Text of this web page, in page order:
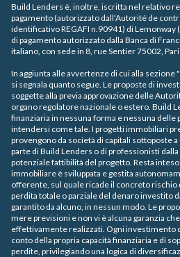
Build Lenders è, inoltre, iscritta nel relativo
pagamento (autorizzato dall'Autorité de
identificativo REGAFI n.90941) di Lemonway (
di pagamento autorizzato dalla Banca di
italiano, con sede in 8, rue Sentier 75002,
In aggiunta alle avvertenze di cui alla sezione "
si segnala quanto segue. Le proposte di
soggette alla previa approvazione delle
organo regolatore nazionale o estero. Build
finanziaria in nessuna forma e nessuna delle
intendersi come tale. I progetti immobiliari
provengono da società di capitali sottoposte
parte di Build Lenders o di professionisti
potenziale fattibilità del progetto. Resta
immobiliare è sviluppata e gestita
offerente, sul quale ricade il concreto rischio
perdita totale o parziale del denaro investito
garantito da alcuno, in nessun modo. Le
mere previsioni e non vi è alcuna garanzia
effettivamente realizzati. Ogni investimento
conto della propria capacità finanziaria e di
perdite, privilegiando una logica di